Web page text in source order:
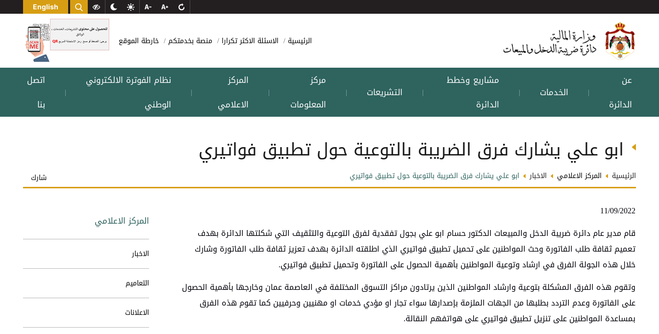
English
الرئيسية الاسئلة الاكثر تكرارا منصة بخدمتكم خارطة الموقع
عن
الدائرة
| الخدمات |
مشاريع وخطط
الدائرة
| التشريعات |
مركز
المعلومات
|
المركز
الاعلامي
|
نظام الفوترة الالكتروني
الوطني
|
اتصل
بنا
ابو علي يشارك فرق الضريبة بالتوعية حول تطبيق فواتيري
الرئيسية المركز الاعلامي الاخبار ابو علي يشارك فرق الضريبة بالتوعية حول تطبيق فواتيري شارك
11/09/2022
قام مدير عام دائرة ضريبة الدخل والمبيعات الدكتور حسام ابو علي بجول تفقدية لفرق التوعية والتثقيف التي شكلتها الدائرة بهدف
تعميم ثقافة طلب الفاتورة وحث المواطنين على تحميل تطبيق فواتيري الذي اطلقته الدائرة بهدف تعزيز ثقافة طلب الفاتورة وشارك
خلال هذه الجولة الفرق في ارشاد وتوعية المواطنين بأهمية الحصول على الفاتورة وتحميل تطبيق فواتيري.
وتقوم هذه الفرق المشكلة بتوعية وارشاد المواطنين الذين يرتادون مراكز التسوق المختلفة في العاصمة عمان وخارجها بأهمية الحصول
على الفاتورة وعدم التردد بطلبها من الجهات الملزمة بإصدارها سواء تجار او مؤدي خدمات او مهنيين وحرفيين كما تقوم هذه الفرق
بمساعدة المواطنين على تنزيل تطبيق فواتيري على هواتفهم النقالة.
المركز الاعلامي
الاخبار
التعاميم
الاعلانات